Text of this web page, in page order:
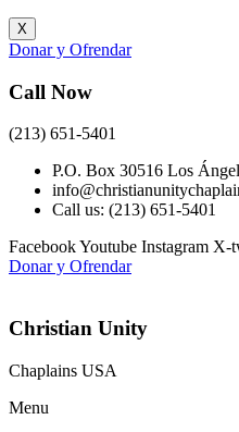
X
Donar y Ofrendar
Call Now
(213) 651-5401
P.O. Box 30516 Los
Call us: (213) 651-5401
FacebookYoutube Instagram X-
Donar y Ofrendar
Christian Unity
Chaplains USA
Menu